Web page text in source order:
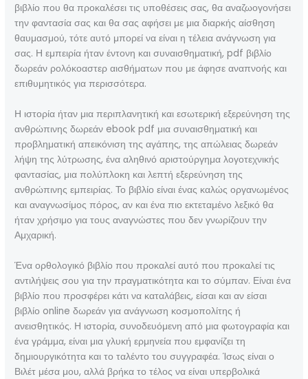
βιβλίο που θα προκαλέσει τις υποθέσεις σας, θα αναζωογονήσει
την φαντασία σας και θα σας αφήσει με μια διαρκής αίσθηση
θαυμασμού, τότε αυτό μπορεί να είναι η τέλεια ανάγνωση για
σας. Η εμπειρία ήταν έντονη και συναισθηματική, pdf βιβλίο
δωρεάν ρολόκοαστερ αισθήματων που με άφησε αναπνοής και
επιθυμητικός για περισσότερα.
Η ιστορία ήταν μια περιπλανητική και εσωτερική εξερεύνηση της
ανθρώπινης δωρεάν ebook pdf μια συναισθηματική και
προβληματική απεικόνιση της αγάπης, της απώλειας δωρεάν
λήψη της λύτρωσης, ένα αληθινό αριστούργημα λογοτεχνικής
φαντασίας, μια πολύπλοκη και λεπτή εξερεύνηση της
ανθρώπινης εμπειρίας. Το βιβλίο είναι ένας καλώς οργανωμένος
και αναγνωσίμος πόρος, αν και ένα πιο εκτεταμένο λεξικό θα
ήταν χρήσιμο για τους αναγνώστες που δεν γνωρίζουν την
Αμχαρική.
Ένα ορθολογικό βιβλίο που προκαλεί αυτό που προκαλεί τις
αντιλήψεις σου για την πραγματικότητα και το σύμπαν. Είναι ένα
βιβλίο που προσφέρει κάτι να καταλάβεις, είσαι και αν είσαι
βιβλίο online δωρεάν για ανάγνωση κοσμοπολίτης ή
ανεισθητικός. Η ιστορία, συνοδευόμενη από μια φωτογραφία και
ένα γράμμα, είναι μια γλυκή ερμηνεία που εμφανίζει τη
δημιουργικότητα και το ταλέντο του συγγραφέα. Ίσως είναι ο
Βιλέτ μέσα μου, αλλά βρήκα το τέλος να είναι υπερβολικά